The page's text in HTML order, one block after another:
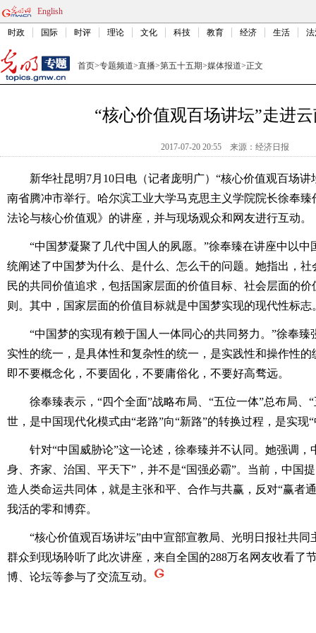
English
时政 国际 时评 理论 文化 科技 教育 经济 生活
首页>专题频道>直播>第五十五期>媒体报道>正文
“核心价值观百场讲坛”走进
2017-07-20 20:55 来源： 经济日报
新华社昆明7月10日电（记者庞明广）“核心价值观百场讲
南省腾冲市举行。哈尔滨工业大学马克思主义学院院长徐奉
法论与核心价值观》的讲座，并与现场观众和网友进行互动。
“中国梦凝聚了几代中国人的夙愿。”徐奉臻在讲座中以中
统阐述了中国梦为什么、是什么、怎么干的问题。她指出，
民的共同价值追求，包括国家层面的价值目标、社会层面的
则。其中，国家层面的价值目标就是中国梦实现的现代性标志
“中国梦的实现有赖于国人一体同心的共同努力。”徐奉臻
实性的统一，是具体性和复杂性的统一，是实践性和操作性
即不要概念化，不要固化，不要庸俗化，不要好高骛远。
徐奉臻表示，“四个全面”战略布局、“五位一体”总布局、“
世，是中国现代化模式由“老路”向“新路”的转换过程，是实现
针对“中国威胁论”这一论述，徐奉臻并不认同。她强调，
身、齐家、治国、平天下”，并不是“国强必霸”。当前，中国
造人类命运共同体，就是主张和平、合作与共赢，反对“赢者
我活的零和博弈。
“核心价值观百场讲坛”由中宣部宣教局、光明日报社共同
群众到现场聆听了此次讲座，来自全国的288万名网友收看了
博、论坛等参与了交流互动。